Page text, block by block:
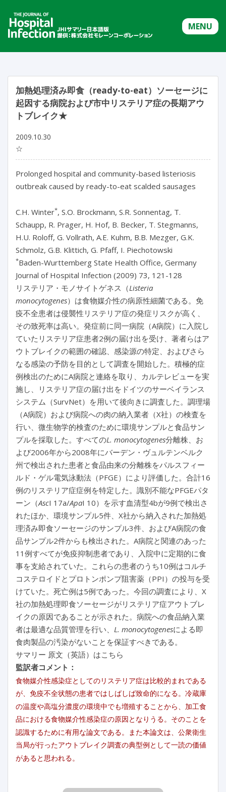
MENU
加熱処理済み即食（ready-to-eat）ソーセージに
起因する病院および市中リステリア症の長期アウ
トブレイク★
2009.10.30
☆
Prolonged hospital and community-based listeriosis
outbreak caused by ready-to-eat scalded sausages
C.H. Winter*, S.O. Brockmann, S.R. Sonnentag, T.
Schaupp, R. Prager, H. Hof, B. Becker, T. Stegmanns,
H.U. Roloff, G. Vollrath, A.E. Kuhm, B.B. Mezger, G.K.
Schmolz, G.B. Klittich, G. Pfaff, I. Piechotowski
*Baden-Wurttemberg State Health Office, Germany
Journal of Hospital Infection (2009) 73, 121-128
リステリア・モノサイトゲネス（Listeria
monocytogenes）は食物媒介性の病原性細菌である。免
疫不全患者は侵襲性リステリア症の発症リスクが高く、
その致死率は高い。発症前に同一病院（A病院）に入院し
ていたリステリア症患者2例の届け出を受け、著者らはア
ウトブレイクの範囲の確認、感染源の特定、およびさら
なる感染の予防を目的として調査を開始した。積極的症
例検出のためにA病院と連絡を取り、カルテレビューを実
施し、リステリア症の届け出をドイツのサーベイランス
システム（SurvNet）を用いて後向きに調査した。調理場
（A病院）および病院への肉の納入業者（X社）の検査を
行い、微生物学的検査のために環境サンプルと食品サン
プルを採取した。すべてのL. monocytogenes分離株、お
よび2006年から2008年にバーデン・ヴュルテンベルク
州で検出された患者と食品由来の分離株をパルスフィー
ルド・ゲル電気泳動法（PFGE）により評価した。合計16
例のリステリア症症例を特定した。識別不能なPFGEパタ
ーン（AscI 17a/ApaI 10）を示す血清型4bが9例で検出さ
れたほか、環境サンプル5件、X社から納入された加熱処
理済み即食ソーセージのサンプル3件、およびA病院の食
品サンプル2件からも検出された。A病院と関連のあった
11例すべてが免疫抑制患者であり、入院中に定期的に食
事を支給されていた。これらの患者のうち10例はコルチ
コステロイドとプロトンポンプ阻害薬（PPI）の投与を受
けていた。死亡例は5例であった。今回の調査により、X
社の加熱処理即食ソーセージがリステリア症アウトブレ
イクの原因であることが示された。病院への食品納入業
者は最適な品質管理を行い、 L. monocytogenesによる即
食肉製品の汚染がないことを保証すべきである。
サマリー 原文（英語）はこちら
監訳者コメント：
食物媒介性感染症としてのリステリア症は比較的まれである
が、免疫不全状態の患者ではしばしば致命的になる。冷蔵庫
の温度や高塩分濃度の環境中でも増殖することから、加工食
品における食物媒介性感染症の原因となりうる。そのことを
認識するために有用な論文である。また本論文は、公衆衛生
当局が行ったアウトブレイク調査の典型例として一読の価値
があると思われる。